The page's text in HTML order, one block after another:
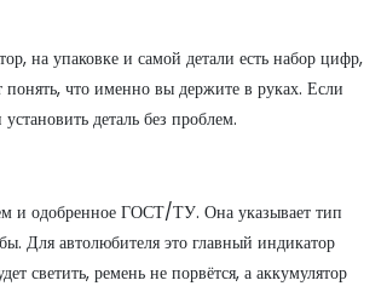
на упаковке и самой детали есть набор цифр,
что именно вы держите в руках. Если
деталь без проблем.
и одобренное ГОСТ/ТУ. Она указывает тип
Для автолюбителя это главный индикатор
светить, ремень не порвётся, а аккумулятор